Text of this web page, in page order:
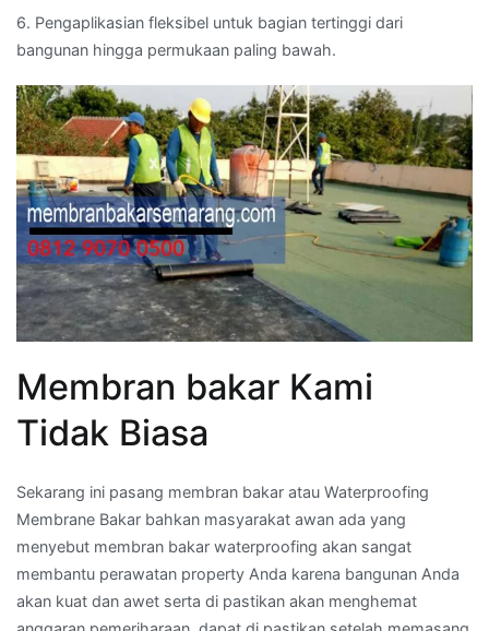
6. Pengaplikasian fleksibel untuk bagian tertinggi dari
bangunan hingga permukaan paling bawah.
Membran bakar Kami
Tidak Biasa
Sekarang ini pasang membran bakar atau Waterproofing
Membrane Bakar bahkan masyarakat awan ada yang
menyebut membran bakar waterproofing akan sangat
membantu perawatan property Anda karena bangunan Anda
akan kuat dan awet serta di pastikan akan menghemat